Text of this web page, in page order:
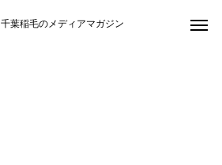
千葉稲毛のメディアマガジン